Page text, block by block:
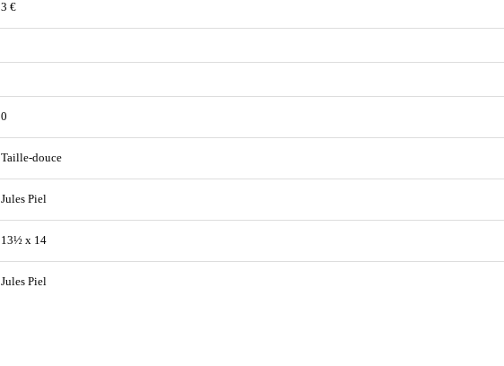
3 €
0
Taille-douce
Jules Piel
13½ x 14
Jules Piel